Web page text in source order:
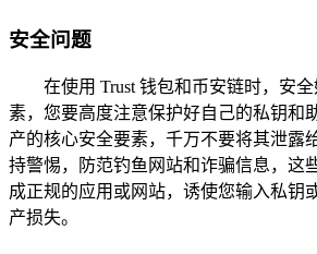
安全问题
在使用 Trust 钱包和币安链时，安
素，您要高度注意保护好自己的私钥和
产的核心安全要素，千万不要将其泄露
持警惕，防范钓鱼网站和诈骗信息，这
成正规的应用或网站，诱使您输入私钥
产损失。